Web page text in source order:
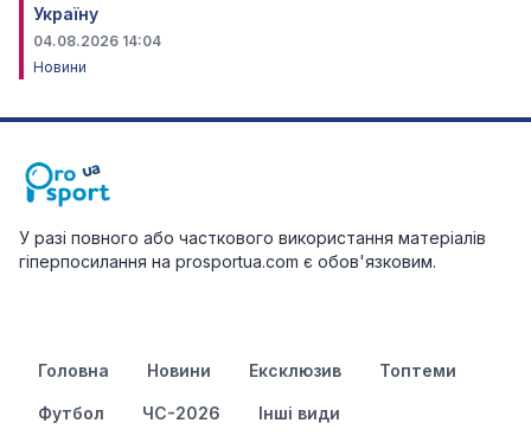
Україну
04.08.2026 14:04
Новини
У разі повного або часткового використання матеріалів
гіперпосилання на prosportua.com є обов'язковим.
Головна Новини Ексклюзив Топтеми
Футбол ЧС-2026 Інші види